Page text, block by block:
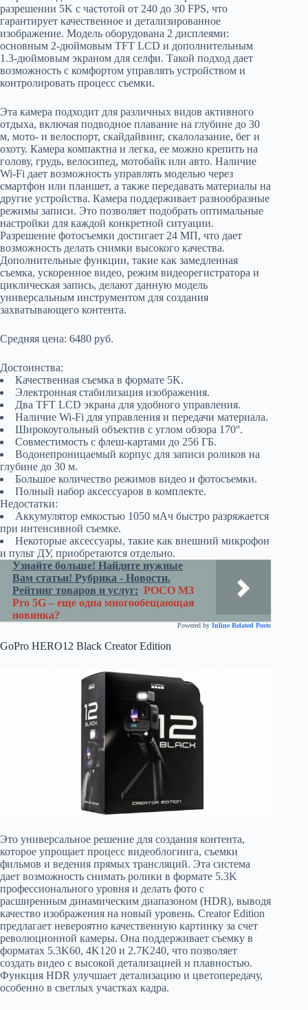
разрешении 5K с частотой от 240 до 30 FPS, что
гарантирует качественное и детализированное
изображение. Модель оборудована 2 дисплеями:
основным 2-дюймовым TFT LCD и дополнительным
1.3-дюймовым экраном для селфи. Такой подход дает
возможность с комфортом управлять устройством и
контролировать процесс съемки.
Эта камера подходит для различных видов активного
отдыха, включая подводное плавание на глубине до 30
м, мото- и велоспорт, скайдайвинг, скалолазание, бег и
охоту. Камера компактна и легка, ее можно крепить на
голову, грудь, велосипед, мотобайк или авто. Наличие
Wi-Fi дает возможность управлять моделью через
смартфон или планшет, а также передавать материалы на
другие устройства. Камера поддерживает разнообразные
режимы записи. Это позволяет подобрать оптимальные
настройки для каждой конкретной ситуации.
Разрешение фотосъемки достигает 24 МП, что дает
возможность делать снимки высокого качества.
Дополнительные функции, такие как замедленная
съемка, ускоренное видео, режим видеорегистратора и
циклическая запись, делают данную модель
универсальным инструментом для создания
захватывающего контента.
Средняя цена: 6480 руб.
Достоинства:
Качественная съемка в формате 5K.
Электронная стабилизация изображения.
Два TFT LCD экрана для удобного управления.
Наличие Wi-Fi для управления и передачи материала.
Широкоугольный объектив с углом обзора 170°.
Совместимость с флеш-картами до 256 ГБ.
Водонепроницаемый корпус для записи роликов на
глубине до 30 м.
Большое количество режимов видео и фотосъемки.
Полный набор аксессуаров в комплекте.
Недостатки:
Аккумулятор емкостью 1050 мАч быстро разряжается
при интенсивной съемке.
Некоторые аксессуары, такие как внешний микрофон
и пульт ДУ, приобретаются отдельно.
Узнайте больше! Найдите нужные
Вам статьи! Рубрика - Новости.
Рейтинг товаров и услуг: POCO M3
Pro 5G – еще одна многообещающая
новинка?
Powered by Inline Related Posts
GoPro HERO12 Black Creator Edition
Это универсальное решение для создания контента,
которое упрощает процесс видеоблогинга, съемки
фильмов и ведения прямых трансляций. Эта система
дает возможность снимать ролики в формате 5.3K
профессионального уровня и делать фото с
расширенным динамическим диапазоном (HDR), выводя
качество изображения на новый уровень. Creator Edition
предлагает невероятно качественную картинку за счет
революционной камеры. Она поддерживает съемку в
форматах 5.3K60, 4K120 и 2.7K240, что позволяет
создать видео с высокой детализацией и плавностью.
Функция HDR улучшает детализацию и цветопередачу,
особенно в светлых участках кадра.